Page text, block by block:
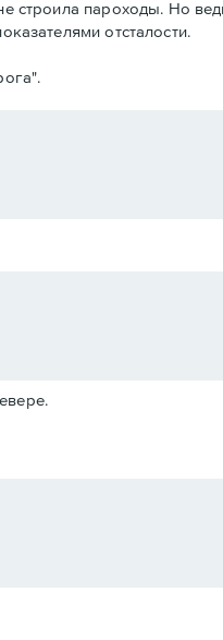
пароходы. Но
отсталости.